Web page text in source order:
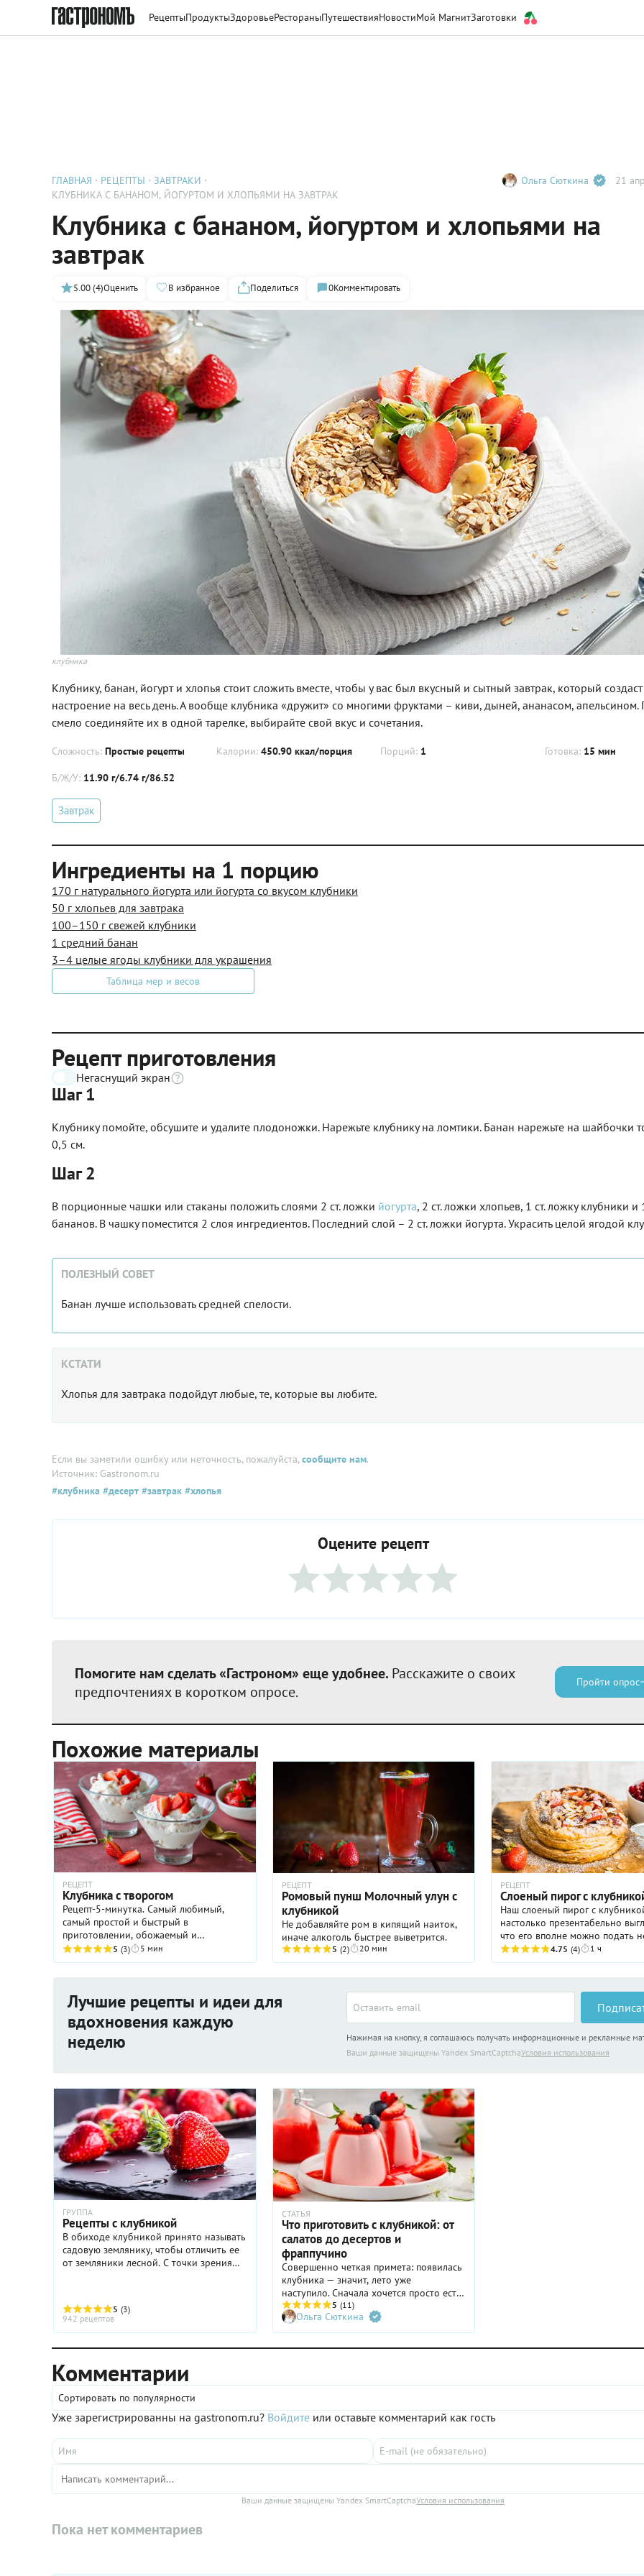
РецептыПродуктыЗдоровьеРестораныПутешествияНовостиМой МагнитЗаготовки
ГЛАВНАЯ РЕЦЕПТЫ
ЗАВТРАКИ
КЛУБНИКА С БАНАНОМ, ЙОГУРТОМ И ХЛОПЬЯМИ НА ЗАВТРАК
Ольга Сюткина 21
Клубника с бананом, йогуртом и хлопьями на
завтрак
5.00 (4)Оценить В избранное Поделиться 0Комментировать
клубника
Клубнику, банан, йогурт и хлопья стоит сложить вместе, чтобы у вас был вкусный и сытный завтрак, который
настроение на весь день. А вообще клубника «дружит» со многими фруктами – киви, дыней, ананасом, апельсином.
смело соединяйте их в одной тарелке, выбирайте свой вкус и сочетания.
Сложность: Простые рецепты Калории: 450.90 ккал/порция Порций: 1 Готовка: 15 мин
Б/Ж/У: 11.90 г/6.74 г/86.52
Завтрак
Ингредиенты на 1 порцию
170 г натурального йогурта или йогурта со вкусом клубники
50 г хлопьев для завтрака
100–150 г свежей клубники
1 средний банан
3–4 целые ягоды клубники для украшения
Таблица мер и весов
Рецепт приготовления
Негаснущий экран
Шаг 1
Клубнику помойте, обсушите и удалите плодоножки. Нарежьте клубнику на ломтики. Банан нарежьте на шайбочки
0,5 см.
Шаг 2
В порционные чашки или стаканы положить слоями 2 ст. ложки йогурта, 2 ст. ложки хлопьев, 1 ст. ложку клубники и
бананов. В чашку поместится 2 слоя ингредиентов. Последний слой – 2 ст. ложки йогурта. Украсить целой ягодой
ПОЛЕЗНЫЙ СОВЕТ
Банан лучше использовать средней спелости.
КСТАТИ
Хлопья для завтрака подойдут любые, те, которые вы любите.
Если вы заметили ошибку или неточность, пожалуйста,сообщите нам.
Источник: Gastronom.ru
#клубника #десерт #завтрак #хлопья
Оцените рецепт
Помогите нам сделать «Гастроном» еще удобнее. Расскажите о своих
предпочтениях в коротком опросе.
Пройти опрос
Похожие материалы
РЕЦЕПТ
Клубника с творогом
Рецепт-5-минутка. Самый любимый,
самый простой и быстрый в
приготовлении, обожаемый и
взрослыми и детьми. Мгновенно
готовится и мгновенно съедается.
5 (3) 5 мин
РЕЦЕПТ
Ромовый пунш Молочный улун с
клубникой
Не добавляйте ром в кипящий наиток,
иначе алкоголь быстрее выветрится.
5 (2) 20 мин
РЕЦЕПТ
Слоеный пирог с
Наш слоеный пирог с
настолько презентабельно
что его вполне можно подать
на повседневный, но и на
стол. Что же касается вкуса,
4.75 (4) 1 ч
Лучшие рецепты и идеи для
вдохновения каждую
неделю
Нажимая на кнопку, я соглашаюсь получать информационные и рекламные
Ваши данные защищены Yandex SmartCaptchaУсловия использования
ГРУППА
Рецепты с клубникой
В обиходе клубникой принято называть
садовую землянику, чтобы отличить ее
от земляники лесной. С точки зрения
вдаваться в научные ...
5 (3)
942 рецептов
СТАТЬЯ
Что приготовить с клубникой: от
салатов до десертов и
фраппучино
Совершенно четкая примета: появилась
клубника — значит, лето уже
наступило. Сначала хочется просто есть
ее горстями, наслаждаясь свежим
вкусом и ароматом. А когда первая
жажда утолена, приходит время для
разнообразия: клубника со сливками,
статье.
5 (11)
Ольга Сюткина
Комментарии
Сортировать по популярности
Уже зарегистрированны на gastronom.ru? Войдите или оставьте комментарий как гость
Ваши данные защищены Yandex SmartCaptchaУсловия использования
Пока нет комментариев